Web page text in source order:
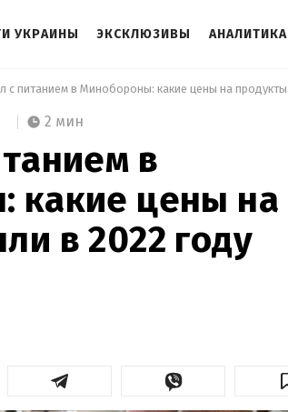
УКРАИНЫ ЭКСКЛЮЗИВЫ АНАЛИТИКА
2 мин
в
какие цены на
в 2022 году